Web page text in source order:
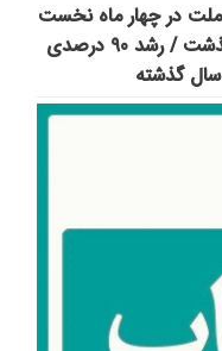
در چهار ماه نخست
امسال از 14.5 همت گذشت / رشد 90 درصدی
گذشته